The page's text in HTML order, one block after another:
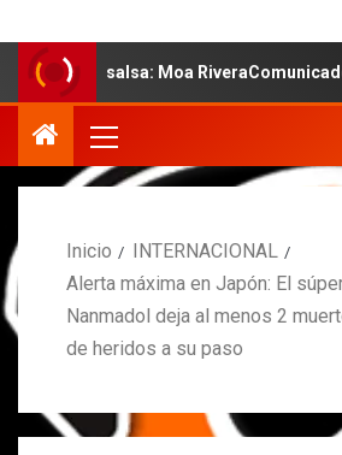
Moa RiveraComunicado de prensa
Inicio
INTERNACIONAL
Alerta máxima en Japón: El
Nanmadol deja al menos 2
de heridos a su paso